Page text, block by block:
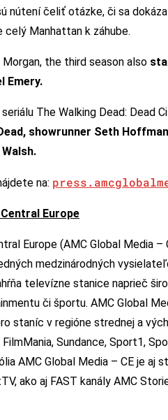
nútení čeliť otázke, či sa
celý Manhattan k záhube.
the third season also
Emery.
The Walking Dead: Dead
showrunner Seth
na:
Europe
Europe (AMC Global Media
medzinárodných
televízne stanice naprieč
či športu. AMC Global
staníc v regióne strednej a
Sundance, Sport1,
AMC Global Media – CE je aj
ako aj FAST kanály AMC